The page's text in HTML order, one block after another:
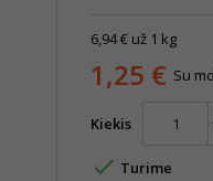
6,94 € už 1 kg
1,25 € Su
Kiekis
 Turime